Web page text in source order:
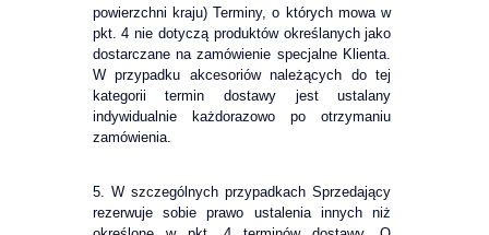
powierzchni kraju) Terminy, o których mowa w
pkt. 4 nie dotyczą produktów określanych jako
dostarczane na zamówienie specjalne Klienta.
W przypadku akcesoriów należących do tej
kategorii termin dostawy jest ustalany
indywidualnie każdorazowo po otrzymaniu
zamówienia.
5. W szczególnych przypadkach Sprzedający
rezerwuje sobie prawo ustalenia innych niż